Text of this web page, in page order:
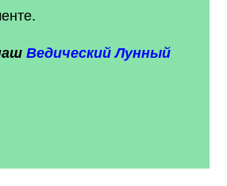
Ведический Лунный